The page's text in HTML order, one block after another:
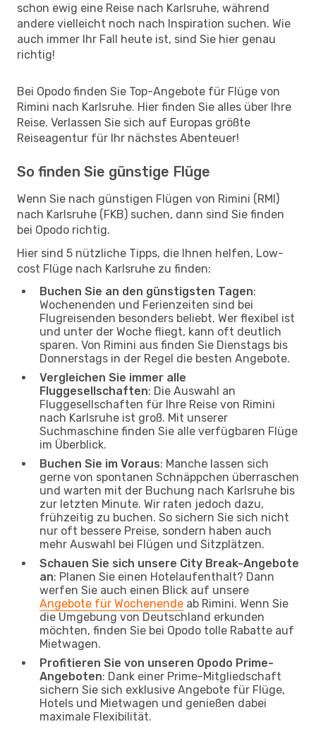
schon ewig eine Reise nach Karlsruhe, während
andere vielleicht noch nach Inspiration suchen. Wie
auch immer Ihr Fall heute ist, sind Sie hier genau
richtig!
Bei Opodo finden Sie Top-Angebote für Flüge von
Rimini nach Karlsruhe. Hier finden Sie alles über Ihre
Reise. Verlassen Sie sich auf Europas größte
Reiseagentur für Ihr nächstes Abenteuer!
So finden Sie günstige Flüge
Wenn Sie nach günstigen Flügen von Rimini (RMI)
nach Karlsruhe (FKB) suchen, dann sind Sie finden
bei Opodo richtig.
Hier sind 5 nützliche Tipps, die Ihnen helfen, Low-
cost Flüge nach Karlsruhe zu finden:
Buchen Sie an den günstigsten Tagen:
Wochenenden und Ferienzeiten sind bei
Flugreisenden besonders beliebt. Wer flexibel ist
und unter der Woche fliegt, kann oft deutlich
sparen. Von Rimini aus finden Sie Dienstags bis
Donnerstags in der Regel die besten Angebote.
Vergleichen Sie immer alle
Fluggesellschaften: Die Auswahl an
Fluggesellschaften für Ihre Reise von Rimini
nach Karlsruhe ist groß. Mit unserer
Suchmaschine finden Sie alle verfügbaren Flüge
im Überblick.
Buchen Sie im Voraus: Manche lassen sich
gerne von spontanen Schnäppchen überraschen
und warten mit der Buchung nach Karlsruhe bis
zur letzten Minute. Wir raten jedoch dazu,
frühzeitig zu buchen. So sichern Sie sich nicht
nur oft bessere Preise, sondern haben auch
mehr Auswahl bei Flügen und Sitzplätzen.
Schauen Sie sich unsere City Break-Angebote
an: Planen Sie einen Hotelaufenthalt? Dann
werfen Sie auch einen Blick auf unsere
Angebote für Wochenende ab Rimini. Wenn Sie
die Umgebung von Deutschland erkunden
möchten, finden Sie bei Opodo tolle Rabatte auf
Mietwagen.
Profitieren Sie von unseren Opodo Prime-
Angeboten: Dank einer Prime-Mitgliedschaft
sichern Sie sich exklusive Angebote für Flüge,
Hotels und Mietwagen und genießen dabei
maximale Flexibilität.